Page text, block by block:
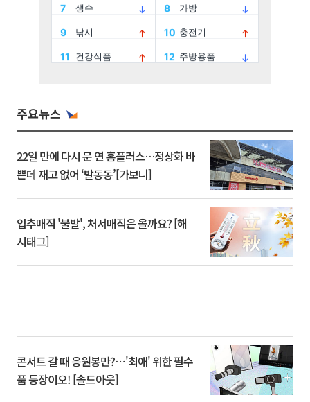
주요뉴스
22일 만에 다시 문 연 홈플러스…정상화 바
쁜데 재고 없어 ‘발동동’[가보니]
입추매직 '불발', 처서매직은 올까요? [해
시태그]
콘서트 갈 때 응원봉만?⋯'최애' 위한 필수
품 등장이오! [솔드아웃]